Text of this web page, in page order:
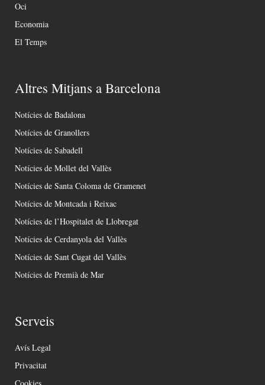
Oci
Economia
El Temps
Altres Mitjans a Barcelona
Notícies de Badalona
Notícies de Granollers
Notícies de Sabadell
Notícies de Mollet del Vallès
Notícies de Santa Coloma de Gramenet
Notícies de Montcada i Reixac
Notícies de l’Hospitalet de Llobregat
Notícies de Cerdanyola del Vallès
Notícies de Sant Cugat del Vallès
Notícies de Premià de Mar
Serveis
Avís Legal
Privacitat